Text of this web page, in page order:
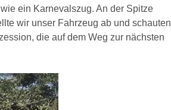
ein Karnevalszug. An der Spitze
wir unser Fahrzeug ab und schauten
die auf dem Weg zur nächsten